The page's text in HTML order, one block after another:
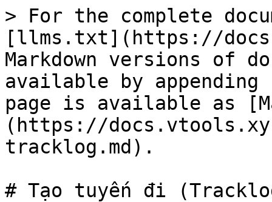
> For the complete
[llms.txt](https://
Markdown versions of
available by
page is available as
(https://
tracklog.md).
# Tạo tuyến đi